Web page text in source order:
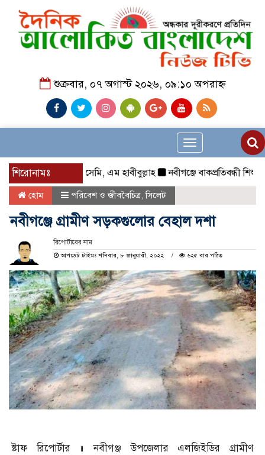
শুক্রবার, ০৭ অগাস্ট ২০২৬, ০৯:১০ অপরাহ্ন
Toggle
navigation
শিরোনামঃ আলসেমি, এম হাবীবুল্লাহ নবীগঞ্জে বাকপ্রতিবন্ধী শিশুকে
হোম পরিবেশ ও জীববৈচিত্র,সিলেট
নবীগঞ্জে গ্রামীণ সড়কগুলোর বেহাল দশা
রিপোর্টারের নাম
আপডেট টাইমঃ শনিবার, ৮ জানুয়ারী, ২০২২
৬২৫ বার পঠিত
ষ্টাফ রিপোর্টার ॥ নবীগঞ্জ উপজেলার এলজিইডির গ্রামীণ